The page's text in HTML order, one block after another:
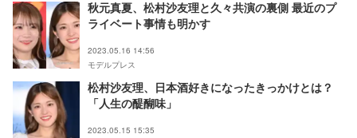
秋元真夏、松村沙友理と久々共演の裏側 最近のプ
ライベート事情も明かす
2023.05.16 14:56
モデルプレス
松村沙友理、日本酒好きになったきっかけとは？
「人生の醍醐味」
2023.05.15 15:35